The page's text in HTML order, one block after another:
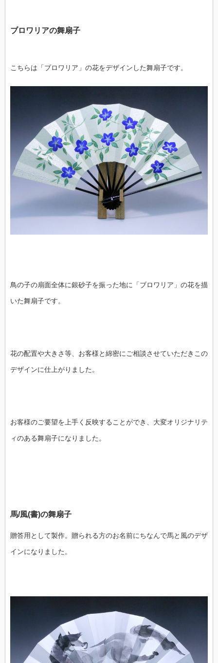
ブロワリアの舞扇子
こちらは「ブロワリア」の花をデザインした舞扇子です。
鳥の子の扇面全体に銀砂子を振った地に「ブロワリア」の花を描
いた舞扇子です。
花の配置や大きさ等、お客様と綿密にご相談させていただきこの
デザインに仕上がりました。
お客様のご要望を上手く反映することができ、大変オリジナリテ
ィのある舞扇子になりました。
馬/風(書)の舞扇子
贈答用として製作。贈られる方のお名前にちなんで馬と風のデザ
インになりました。